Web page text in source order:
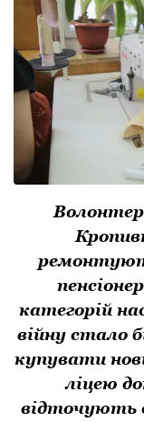
категорій
війну стало
купувати
ліцею
відточують